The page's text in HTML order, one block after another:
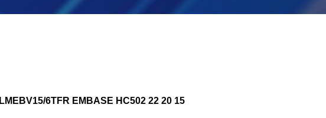
LMEBV15/6TFR EMBASE HC502 22 20 15